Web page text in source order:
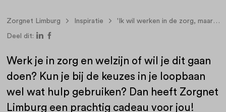
Zorgnet Limburg Inspiratie 'Ik wil werken in de zorg, maar hoe pak ik dat aan?'
Deel dit:
Werk je in zorg en welzijn of wil je dit gaan
doen? Kun je bij de keuzes in je loopbaan
wel wat hulp gebruiken? Dan heeft Zorgnet
Limburg een prachtig cadeau voor jou!